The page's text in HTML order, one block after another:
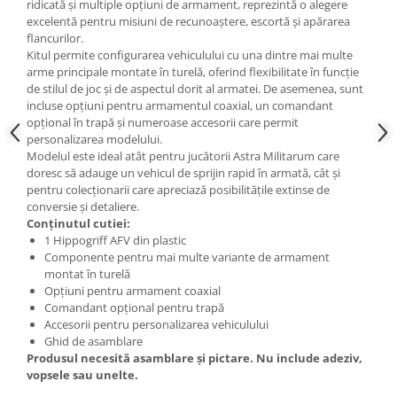
Vallejo Auxiliaries
Vallejo Acrylic Textures
Vopsea la sticluta
Vallejo Liquid Gold
Vallejo Surface Primer
Vallejo Weathering Effects
Vallejo Model Wash
Vallejo Metal Color
AK Interactive
Vopsea Chrome
Creioane Weathering
Auxiliare
Real Colors Markers
Auxiliare & Diluanti
Primer (grund)
Playmarkers
ridicată și multiple opțiuni de armament, reprezintă o alegere
excelentă pentru misiuni de recunoaștere, escortă și apărarea
flancurilor.
Kitul permite configurarea vehiculului cu una dintre mai multe
arme principale montate în turelă, oferind flexibilitate în funcție
de stilul de joc și de aspectul dorit al armatei. De asemenea, sunt
incluse opțiuni pentru armamentul coaxial, un comandant
opțional în trapă și numeroase accesorii care permit
personalizarea modelului.
Modelul este ideal atât pentru jucătorii Astra Militarum care
doresc să adauge un vehicul de sprijin rapid în armată, cât și
pentru colecționarii care apreciază posibilitățile extinse de
conversie și detaliere.
Conținutul cutiei:
1 Hippogriff AFV din plastic
Componente pentru mai multe variante de armament
montat în turelă
Opțiuni pentru armament coaxial
Comandant opțional pentru trapă
Accesorii pentru personalizarea vehiculului
Ghid de asamblare
Produsul necesită asamblare și pictare. Nu include adeziv,
vopsele sau unelte.